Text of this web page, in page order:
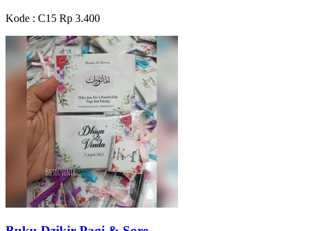
Kode : C15 Rp 3.400